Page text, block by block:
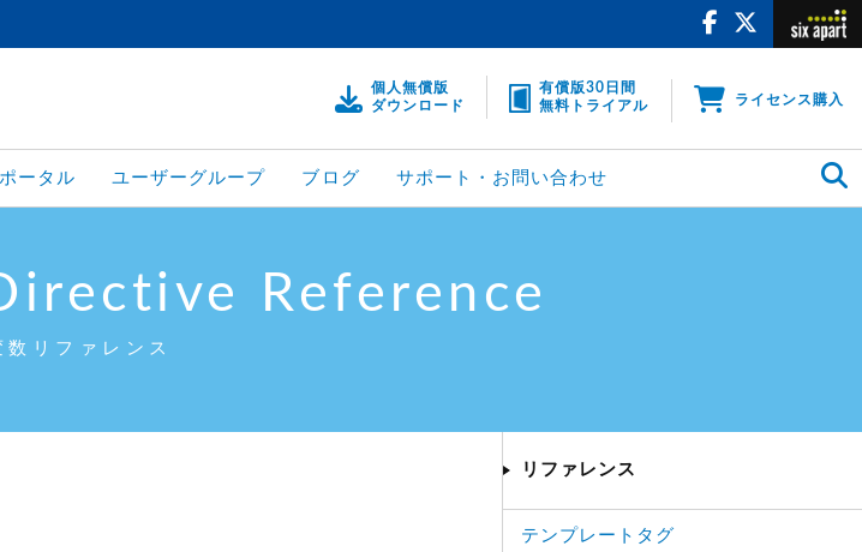
個人無償版
ダウンロード
有償版30日間
無料トライアル
ライセンス購入
ータル ユーザーグループ ブログ サポート・お問い合わせ
Reference
数リファレンス
リファレンス
テンプレートタグ